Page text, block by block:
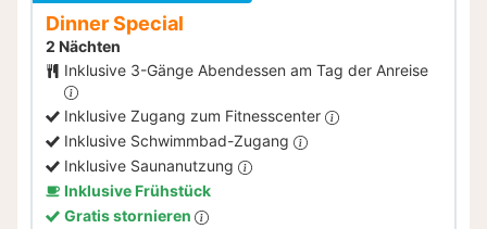
Dinner Special
2 Nächten
Inklusive 3-Gänge Abendessen am Tag der Anreise
Inklusive Zugang zum Fitnesscenter
Inklusive Schwimmbad-Zugang
Inklusive Saunanutzung
Inklusive Frühstück
Gratis stornieren